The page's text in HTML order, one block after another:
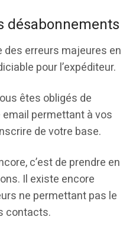
désabonnements
des erreurs majeures en
pour l’expéditeur.
êtes obligés de
permettant à vos
de votre base.
c’est de prendre en
Il existe encore
ne permettant pas le
contacts.